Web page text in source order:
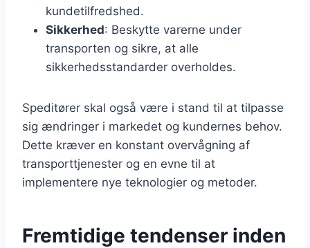
kundetilfredshed.
Sikkerhed: Beskytte varerne under
transporten og sikre, at alle
sikkerhedsstandarder overholdes.
Speditører skal også være i stand til at tilpasse
sig ændringer i markedet og kundernes behov.
Dette kræver en konstant overvågning af
transporttjenester og en evne til at
implementere nye teknologier og metoder.
Fremtidige tendenser inden